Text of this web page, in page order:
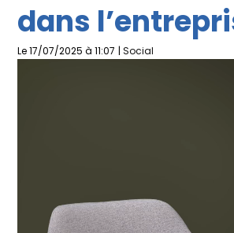
dans
Le 17/07/2025 à 11:07 | Social